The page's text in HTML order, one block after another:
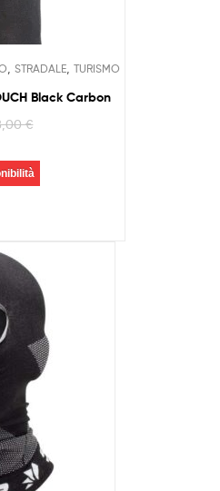
STRADALE, TURISMO
Black Carbon
€